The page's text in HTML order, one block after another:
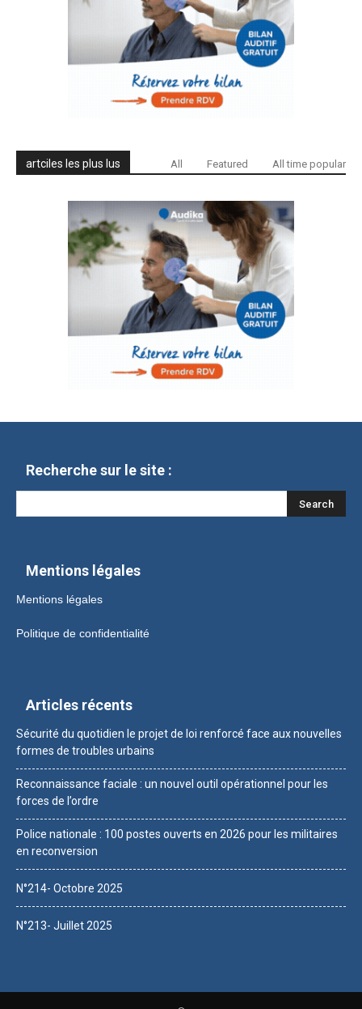
artciles les plus lus All Featured All time popular
Recherche sur le site :
Mentions légales
Mentions légales
Politique de confidentialité
Articles récents
Sécurité du quotidien le projet de loi renforcé face aux nouvelles
formes de troubles urbains
Reconnaissance faciale : un nouvel outil opérationnel pour les
forces de l’ordre
Police nationale : 100 postes ouverts en 2026 pour les militaires
en reconversion
N°214- Octobre 2025
N°213- Juillet 2025